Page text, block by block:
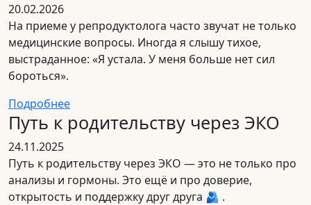
20.02.2026
На приеме у репродуктолога часто звучат не только
медицинские вопросы. Иногда я слышу тихое,
выстраданное: «Я устала. У меня больше нет сил
бороться».
Подробнее
Путь к родительству через ЭКО
24.11.2025
Путь к родительству через ЭКО — это не только про
анализы и гормоны. Это ещё и про доверие,
открытость и поддержку друг друга 🫂 .